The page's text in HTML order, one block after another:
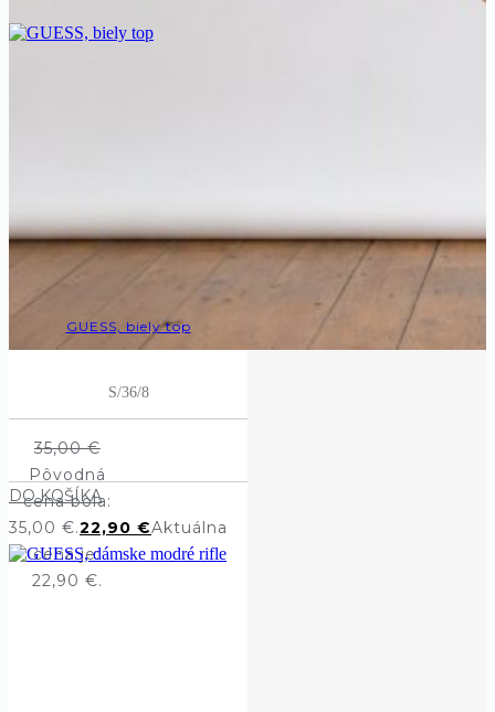
GUESS, biely top
S/36/8
35,00€
Pôvodná
cena bola:
35,00 €.22,90 €Aktuálna
cena je:
22,90 €.
DO KOŠÍKA